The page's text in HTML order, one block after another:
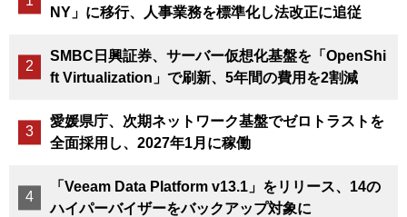
NY」に移行、人事業務を標準化し法改正に追従
SMBC日興証券、サーバー仮想化基盤を「OpenShi
ft Virtualization」で刷新、5年間の費用を2割減
愛媛県庁、次期ネットワーク基盤でゼロトラストを
全面採用し、2027年1月に稼働
「Veeam Data Platform v13.1」をリリース、14の
ハイパーバイザーをバックアップ対象に